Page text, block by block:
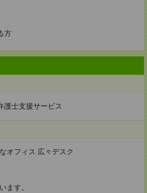
方
護士支援サービス
オフィス 広々デスク
ます。